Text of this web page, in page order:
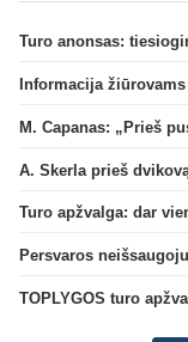
Turo anonsas:
Informacija
Turo apžvalga: dar
TOPLYGOS turo